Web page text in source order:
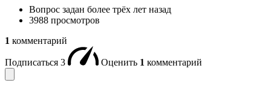
Вопрос задан более трёх лет назад
3988 просмотров
1 комментарий
Подписаться 3 Оценить 1 комментарий